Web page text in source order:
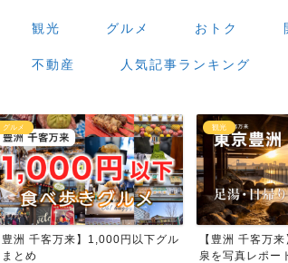
観光 グルメ おトク
不動産 人気記事ランキング
観光
豊洲 千客万来】足湯・日帰り温
を写真レポート
グルメ
【豊洲 千客万
場」で食べ歩き